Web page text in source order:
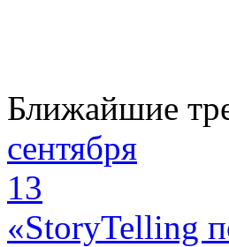
Ближайшие
сентября
13
«StoryTelling